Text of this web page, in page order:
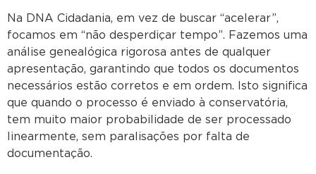
Na DNA Cidadania, em vez de buscar “acelerar”,
focamos em “não desperdiçar tempo”. Fazemos uma
análise genealógica rigorosa antes de qualquer
apresentação, garantindo que todos os documentos
necessários estão corretos e em ordem. Isto significa
que quando o processo é enviado à conservatória,
tem muito maior probabilidade de ser processado
linearmente, sem paralisações por falta de
documentação.